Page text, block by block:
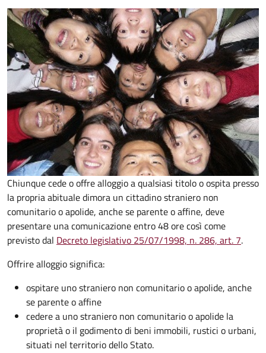
Chiunque cede o offre alloggio a qualsiasi titolo o ospita presso
la propria abituale dimora un cittadino straniero non
comunitario o apolide, anche se parente o affine, deve
presentare una comunicazione entro 48 ore così come
previsto dal Decreto legislativo 25/07/1998, n. 286, art. 7.
Offrire alloggio significa:
ospitare uno straniero non comunitario o apolide, anche
se parente o affine
cedere a uno straniero non comunitario o apolide la
proprietà o il godimento di beni immobili, rustici o urbani,
situati nel territorio dello Stato.